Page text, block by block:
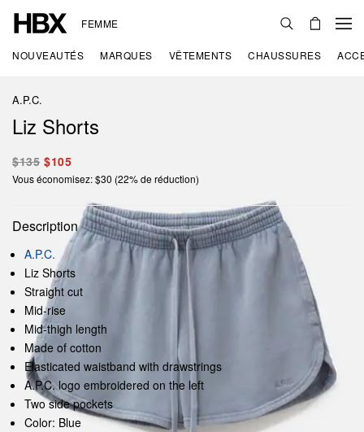
FEMME
NOUVEAUTÉS MARQUES VÊTEMENTS CHAUSSURES
A.P.C.
Liz Shorts
$135 $105
Vous économisez: $30 (22% de réduction)
Description
A.P.C.
Liz Shorts
Straight cut
Mid-rise
Mid-thigh length
Made of cotton
Elasticated waistband with drawstrings
A.P.C. logo embroidered on the left
Two side pockets
Color: Blue